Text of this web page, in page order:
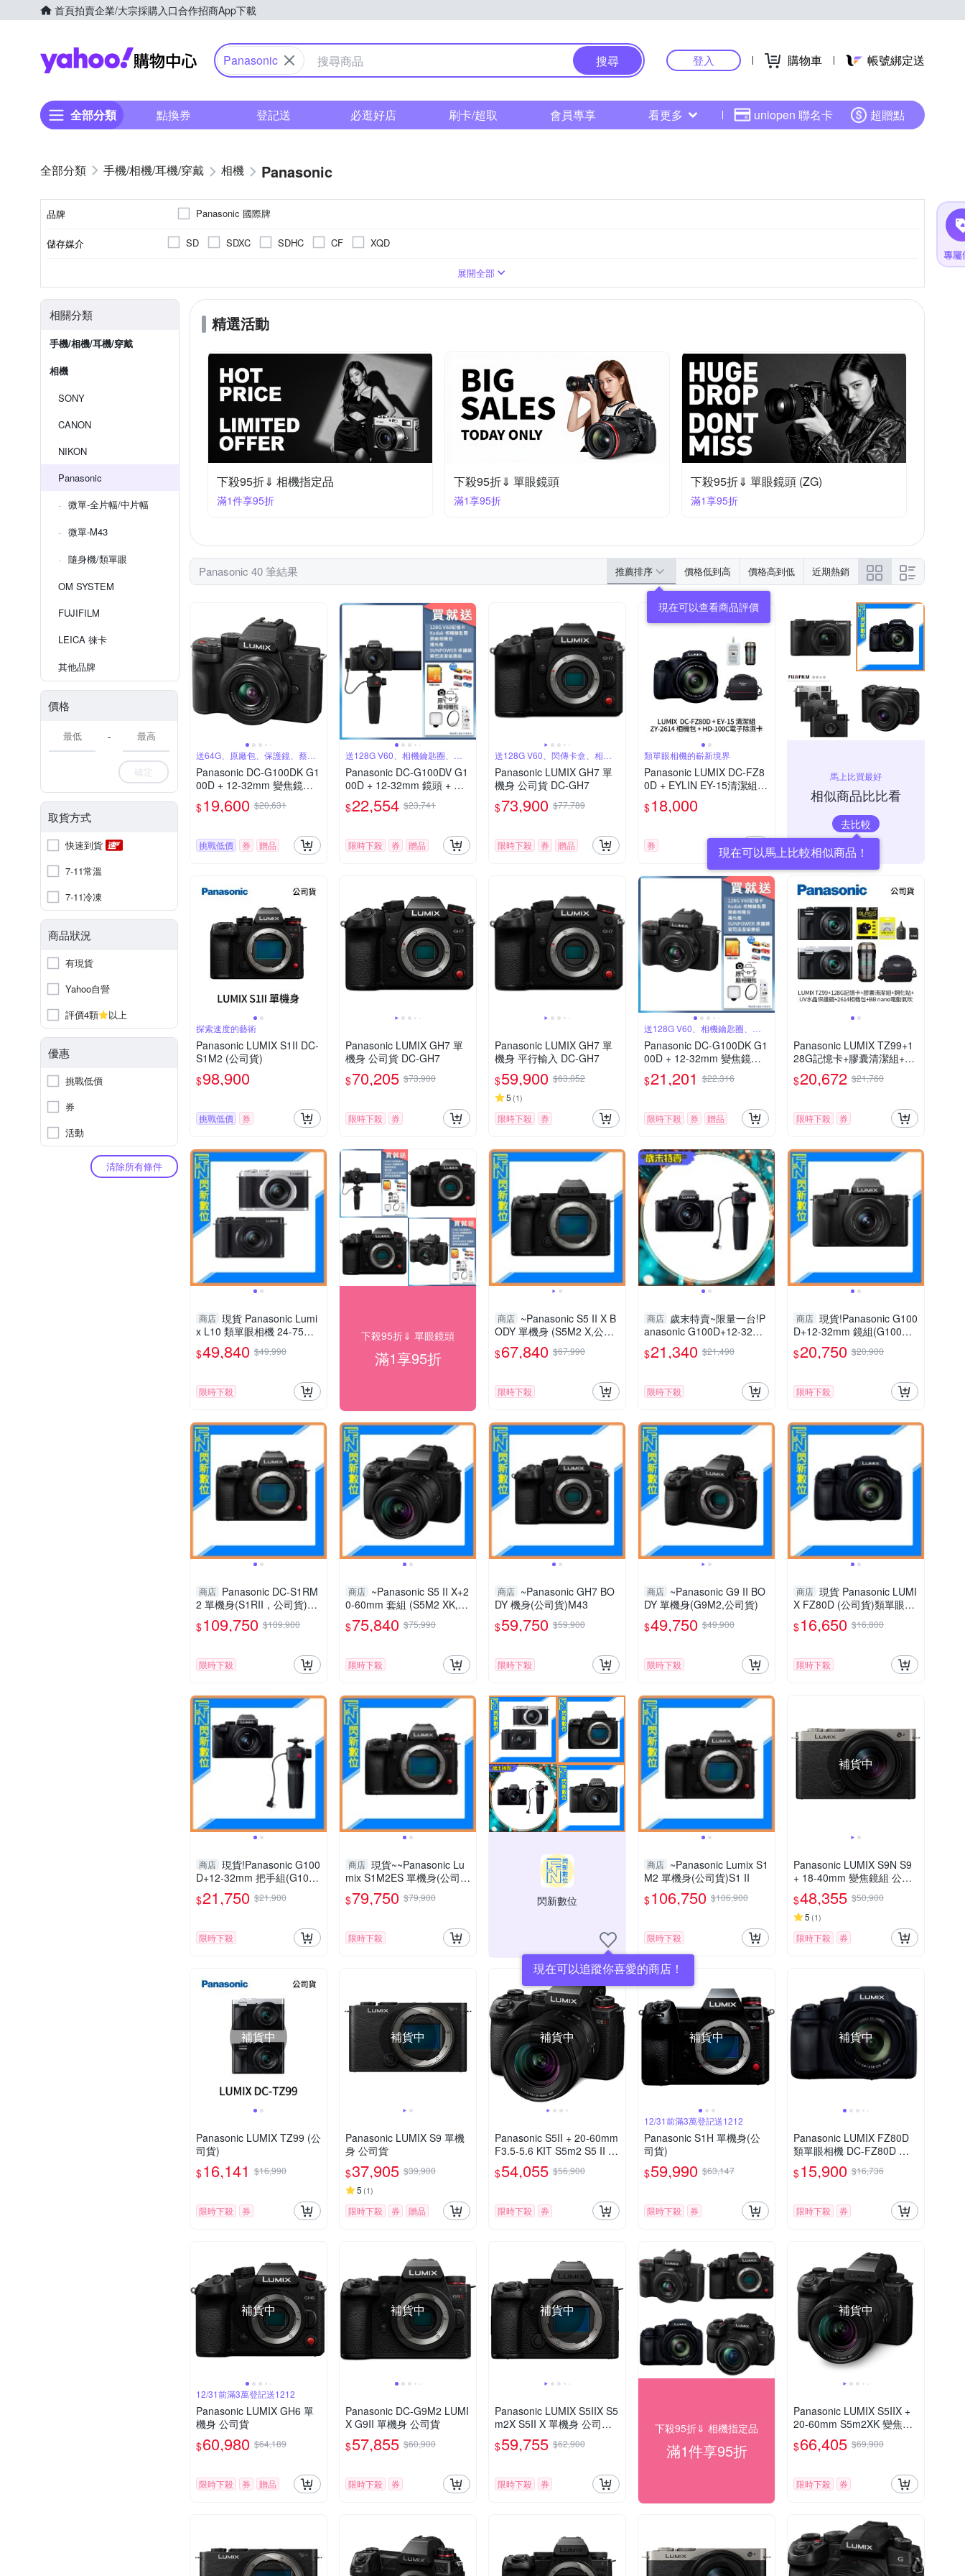
首頁拍賣企業/大宗採購入口合作招商App下載
Yahoo購物中心
Panasonic 搜尋 登入 購物車 帳號綁定送
全部分類 點換券 登記送 必逛好店 刷卡/超取 會員專享 看更多 uniopen 聯名卡 超贈點
手機/相機/耳機/穿戴 相機 Panasonic
品牌 Panasonic 國際牌
儲存媒介 SD SDXC SDHC CF XQD
BSI CMOS(高感光背照式)
4000萬像素以上 3001萬~5000萬像素
展開全部
相關分類
手機/相機/耳機/穿戴
相機
SONY
CANON
NIKON
Panasonic
微單-全片幅/中片幅
微單-M43
隨身機/類單眼
OM SYSTEM
FUJIFILM
LEICA 徠卡
其他品牌
價格
-
確定
取貨方式
快速到貨
7-11常溫
7-11冷凍
商品狀況
有現貨
Yahoo自營
評價4顆
以上
優惠
挑戰低價
券
活動
清除所有條件
精選活動
下殺95折⇓ 相機指定品
滿1件享95折
下殺95折⇓ 單眼鏡頭
滿1享95折
下殺95折⇓ 單眼鏡頭 (ZG)
滿1享95折
Panasonic 40 筆結果 推薦排序 價格低到高 價格高到低 近期熱銷
送64G、原廠包、保護鏡、蔡司
噴罐
Panasonic DC-G100DK G1
00D + 12-32mm 變焦鏡組
公司貨
$19,600 $20,631
挑戰低價 券 贈品
送128G V60、相機鑰匙圈、原
廠包
Panasonic DC-G100DV G1
00D + 12-32mm 鏡頭 + DM
W-SHGR2 三腳架握把組 公
司貨
$22,554 $23,741
限時下殺 券 贈品
送128G V60、閃傳卡盒、相機
鑰匙圈
Panasonic LUMIX GH7 單
機身 公司貨 DC-GH7
$73,900 $77,789
限時下殺 券 贈品
類單眼相機的嶄新境界
Panasonic LUMIX DC-FZ8
0D + EYLIN EY-15清潔組 +
SunLight ZY-2614相機包 +
EirMai 銳瑪 HD-100C電子
$18,000
券
馬上比買最好
相似商品比比看
去比較
現在可以馬上比較相似商品！
探索速度的藝術
Panasonic LUMIX S1II DC-
S1M2 (公司貨)
$98,900
挑戰低價 券
Panasonic LUMIX GH7 單
機身 公司貨 DC-GH7
$70,205 $73,900
限時下殺 券
Panasonic LUMIX GH7 單
機身 平行輸入 DC-GH7
$59,900 $63,052
5 (1)
限時下殺 券
送128G V60、相機鑰匙圈、原
廠包
Panasonic DC-G100DK G1
00D + 12-32mm 變焦鏡組
公司貨
$21,201 $22,316
限時下殺 券 贈品
Panasonic LUMIX TZ99+1
28G記憶卡+膠囊清潔組+鋼
化貼+水晶保護鏡+2614相機
包+NITECORE BB nano 迷
$20,672 $21,760
限時下殺 券
商店 現貨 Panasonic Lumi
x L10 類單眼相機 24-75mm
(DC-L10,公司貨)
$49,840 $49,990
限時下殺
下殺95折⇓ 單眼鏡頭
滿1享95折
商店 ~Panasonic S5 II X B
ODY 單機身 (S5M2 X,公司
貨)S 5IIX
$67,840 $67,990
限時下殺
商店 歲末特賣~限量一台!P
anasonic G100D+12-32m
m 把手組(G100D+1232+S
HGR2，公司貨)
$21,340 $21,490
限時下殺
商店 現貨!Panasonic G100
D+12-32mm 鏡組(G100D+
1232，公司貨)G100
$20,750 $20,900
限時下殺
商店 Panasonic DC-S1RM
2 單機身(S1RII，公司貨)S1
R Mark II S1R2
$109,750 $109,900
限時下殺
商店 ~Panasonic S5 II X+2
0-60mm 套組 (S5M2 XK,公
司貨) S5IIXK
$75,840 $75,990
限時下殺
商店 ~Panasonic GH7 BO
DY 機身(公司貨)M43
$59,750 $59,900
限時下殺
商店 ~Panasonic G9 II BO
DY 單機身(G9M2,公司貨)
$49,750 $49,900
限時下殺
商店 現貨 Panasonic LUMI
X FZ80D (公司貨)類單眼相
$16,650 $16,800
限時下殺
商店 現貨!Panasonic G100
D+12-32mm 把手組(G100
D+1232+SHGR2，公司貨)
G100
$21,750 $21,900
限時下殺
商店 現貨~~Panasonic Lu
mix S1M2ES 單機身(公司
貨)S1 II ES
$79,750 $79,900
限時下殺
閃新數位
現在可以追蹤你喜愛的商店！
商店 ~Panasonic Lumix S1
M2 單機身(公司貨)S1 II
$106,750 $106,900
限時下殺
補貨中
Panasonic LUMIX S9N S9
+ 18-40mm 變焦鏡組 公司
$48,355 $50,900
5 (1)
限時下殺 券
補貨中
Panasonic LUMIX TZ99 (公
司貨)
$16,141 $16,990
限時下殺 券
補貨中
Panasonic LUMIX S9 單機
身 公司貨
$37,905 $39,900
5 (1)
限時下殺 券 贈品
補貨中
Panasonic S5II + 20-60mm
F3.5-5.6 KIT S5m2 S5 II 變
焦鏡組 公司貨
$54,055 $56,900
限時下殺 券
補貨中
12/31前滿3萬登記送1212
Panasonic S1H 單機身(公
司貨)
$59,990 $63,147
限時下殺 券
補貨中
Panasonic LUMIX FZ80D
類單眼相機 DC-FZ80D 公
司貨
$15,900 $16,736
限時下殺 券
補貨中
12/31前滿3萬登記送1212
Panasonic LUMIX GH6 單
機身 公司貨
$60,980 $64,189
限時下殺 券 贈品
補貨中
Panasonic DC-G9M2 LUMI
X G9II 單機身 公司貨
$57,855 $60,900
限時下殺 券
補貨中
Panasonic LUMIX S5IIX S5
m2X S5II X 單機身 公司貨
DC-S5M2X
$59,755 $62,900
限時下殺 券
下殺95折⇓ 相機指定品
滿1件享95折
補貨中
Panasonic LUMIX S5IIX +
20-60mm S5m2XK 變焦鏡
組 公司貨 DC-S5M2XK
$66,405 $69,900
限時下殺 券